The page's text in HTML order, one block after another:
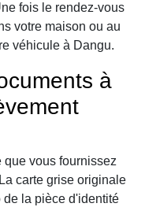
fois le rendez-vous
votre maison ou au
véhicule à Dangu.
à
vous fournissez
carte grise originale
la pièce d'identité